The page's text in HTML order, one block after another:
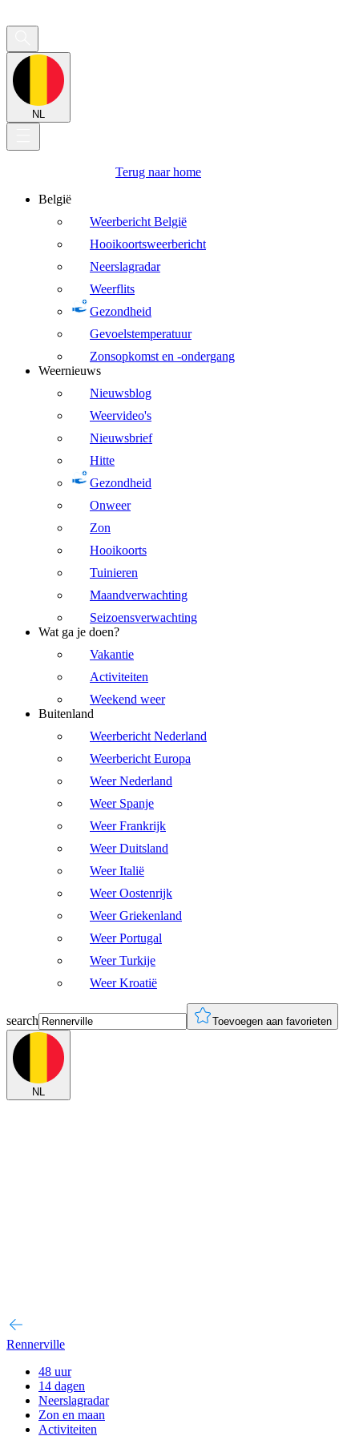
NL
Terug naar home
België
Weerbericht België
Hooikoortsweerbericht
Neerslagradar
Weerflits
Gezondheid
Gevoelstemperatuur
Zonsopkomst en -ondergang
Weernieuws
Nieuwsblog
Weervideo's
Nieuwsbrief
Hitte
Gezondheid
Onweer
Zon
Hooikoorts
Tuinieren
Maandverwachting
Seizoensverwachting
Wat ga je doen?
Vakantie
Activiteiten
Weekend weer
Buitenland
Weerbericht Nederland
Weerbericht Europa
Weer Nederland
Weer Spanje
Weer Frankrijk
Weer Duitsland
Weer Italië
Weer Oostenrijk
Weer Griekenland
Weer Portugal
Weer Turkije
Weer Kroatië
search Toevoegen aan favorieten
NL
Rennerville
48 uur
14 dagen
Neerslagradar
Zon en maan
Activiteiten